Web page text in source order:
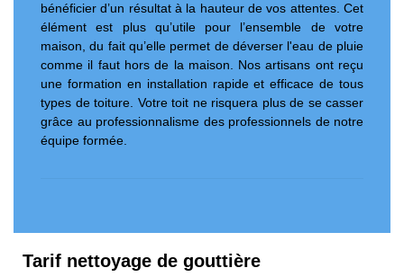
bénéficier d’un résultat à la hauteur de vos attentes. Cet
élément est plus qu’utile pour l’ensemble de votre
maison, du fait qu’elle permet de déverser l'eau de pluie
comme il faut hors de la maison. Nos artisans ont reçu
une formation en installation rapide et efficace de tous
types de toiture. Votre toit ne risquera plus de se casser
grâce au professionnalisme des professionnels de notre
équipe formée.
Tarif nettoyage de gouttière